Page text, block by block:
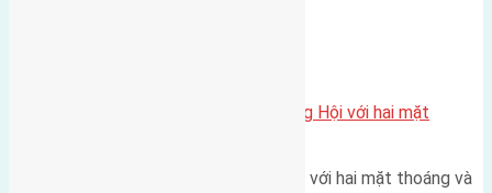
Một vị trí hiếm còn lại tại X1 Đông Hội với hai mặt
Một góc tái định cư X1 Đông Hội với hai mặt thoáng và